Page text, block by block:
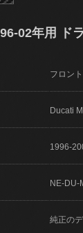
02年用 ド
フロン
Ducati
1996-
NE-DU-
純正の